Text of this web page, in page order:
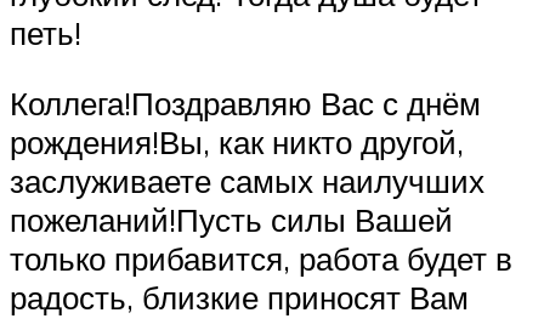
петь!
Коллега!Поздравляю Вас с днём
рождения!Вы, как никто другой,
заслуживаете самых наилучших
пожеланий!Пусть силы Вашей
только прибавится, работа будет в
радость, близкие приносят Вам